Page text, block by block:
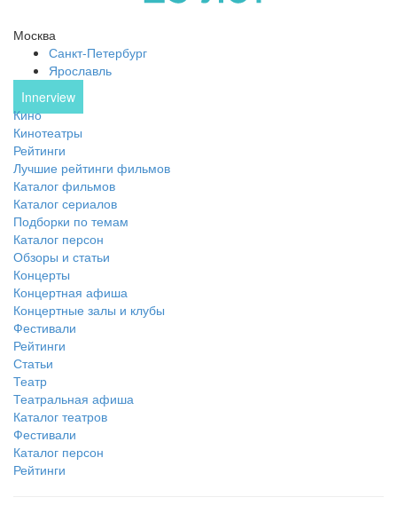
Москва
Санкт-Петербург
Ярославль
Innerview
Кино
Кинотеатры
Рейтинги
Лучшие рейтинги фильмов
Каталог фильмов
Каталог сериалов
Подборки по темам
Каталог персон
Обзоры и статьи
Концерты
Концертная афиша
Концертные залы и клубы
Фестивали
Рейтинги
Статьи
Театр
Театральная афиша
Каталог театров
Фестивали
Каталог персон
Рейтинги